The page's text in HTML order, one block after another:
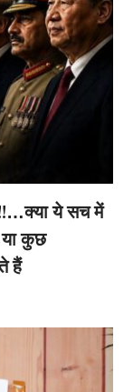
ये सच में
कुछ
हैं